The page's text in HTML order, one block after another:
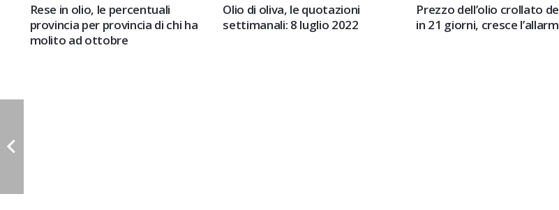
Rese in olio, le percentuali
provincia per provincia di chi ha
molito ad ottobre
Olio di oliva, le quotazioni
settimanali: 8 luglio 2022
Prezzo dell’olio crollato
in 21 giorni, cresce